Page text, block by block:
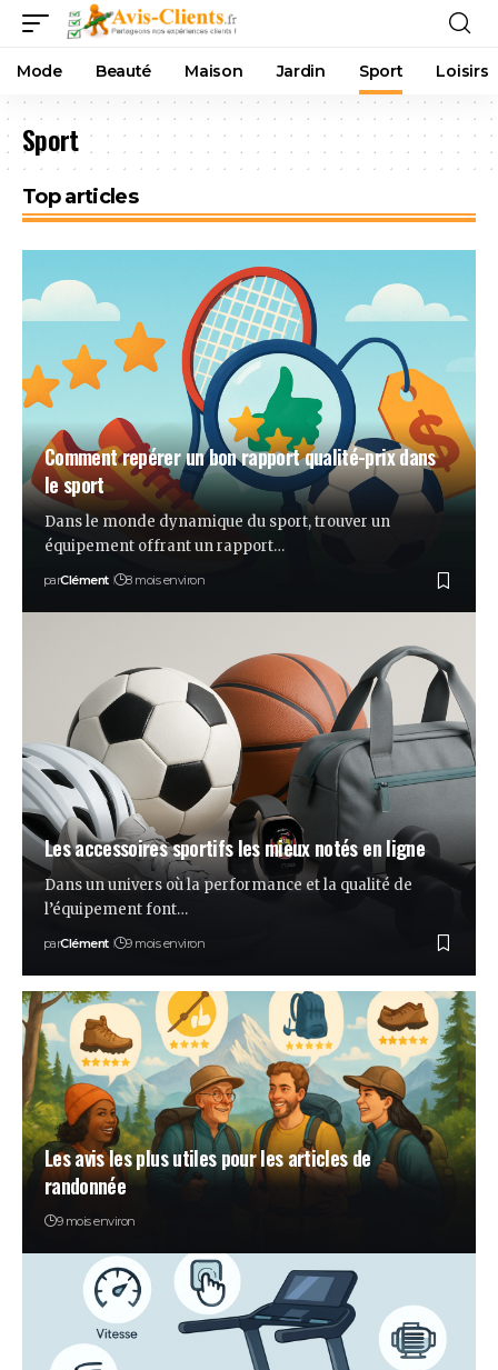
Mode Beauté Maison Jardin Sport Loisirs
Sport
Top articles
Comment repérer un bon rapport qualité-prix dans
le sport
Dans le monde dynamique du sport, trouver un
équipement offrant un rapport…
parClément 8 mois environ
Les accessoires sportifs les mieux notés en ligne
Dans un univers où la performance et la qualité de
l’équipement font…
parClément 9 mois environ
Les avis les plus utiles pour les articles de
randonnée
9 mois environ